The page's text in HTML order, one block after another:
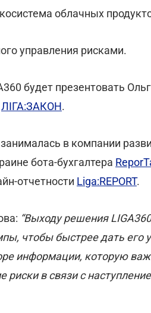
облачных
управления рисками.
будет презентовать
ЛІГА:ЗАКОН.
в компании
бота-бухгалтера
отчетности Liga:REPORT.
“Выходу решения
чтобы быстрее дать его
информации, которую
в связи с